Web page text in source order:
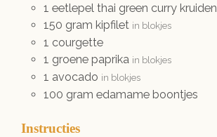
1 eetlepel thai green curry kruiden
150 gram kipfilet in blokjes
1 courgette
1 groene paprika in blokjes
1 avocado in blokjes
100 gram edamame boontjes
Instructies